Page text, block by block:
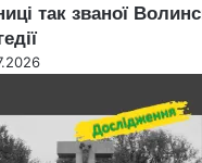
так званої